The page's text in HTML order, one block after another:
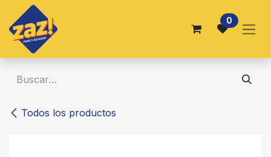
Ir al contenido
0
Todos los productos